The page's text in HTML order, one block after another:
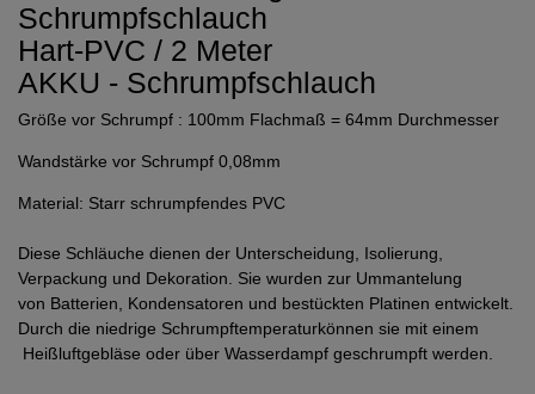
Schrumpfschlauch
Hart-PVC / 2 Meter
AKKU - Schrumpfschlauch
Größe vor Schrumpf : 100mm Flachmaß = 64mm Durchmesser
Wandstärke vor Schrumpf 0,08mm
Material: Starr schrumpfendes PVC
Diese Schläuche dienen der Unterscheidung, Isolierung,
Verpackung und Dekoration. Sie wurden zur Ummantelung
von Batterien, Kondensatoren und bestückten Platinen entwickelt.
Durch die niedrige Schrumpftemperaturkönnen sie mit einem
Heißluftgebläse oder über Wasserdampf geschrumpft werden.